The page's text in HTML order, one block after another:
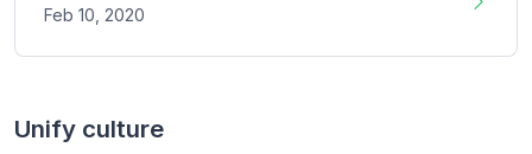
Feb 10, 2020
Unify culture